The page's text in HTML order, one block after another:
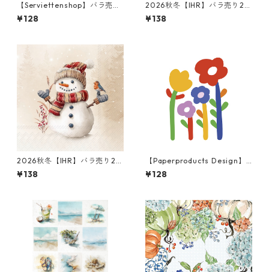
【Serviettenshop】バラ売り
2枚 ランチサイズ ペーパーナ
プキン Cozy Winter Town ダ
¥128
2026秋冬【IHR】バラ売り2枚
ランチサイズ ペーパーナプキ
ン Cozy Fall View クリーム
¥138
2026秋冬【IHR】バラ売り2枚
ランチサイズ ペーパーナプキ
ン Oscar the Snowman クリ
¥138
【Paperproducts Design】
バラ売り2枚 ランチサイズ ペ
ーパーナプキン Super Flower
¥128